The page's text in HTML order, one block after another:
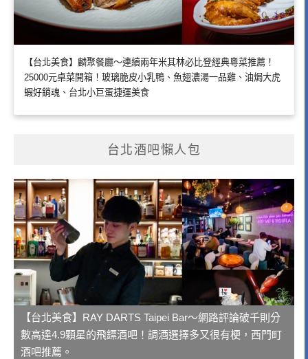
【台北美食】麟聚餐廳～連續兩年米其林必比登經典粵菜推薦！
25000元桌菜開箱！玻璃脆皮小乳鴨、魚翅濃湯一品雞、油焗大虎
蝦好銷魂、台北小巨蛋捷運美食
台北酒吧懶人包
【台北美食】RAY DARTS Taipei Bar～網路評論破千則分
數高達4.9顆星的飛鏢酒吧！調酒選擇多又很有梗，西門町
酒吧推薦。